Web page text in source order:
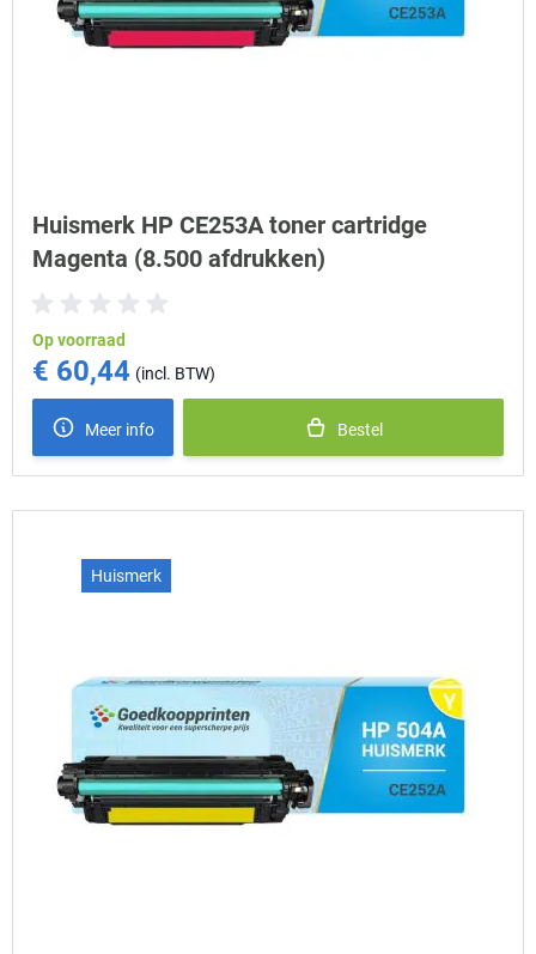
Huismerk HP CE253A toner cartridge
Magenta (8.500 afdrukken)
Op voorraad
€ 60,44
Meer info Bestel
Huismerk